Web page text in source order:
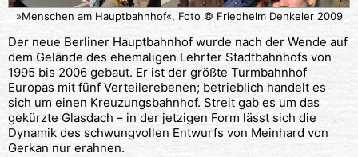
»Menschen am Hauptbahnhof«, Foto © Friedhelm Denkeler 2009
Der neue Berliner Hauptbahnhof wurde nach der Wende auf
dem Gelände des ehemaligen Lehrter Stadtbahnhofs von
1995 bis 2006 gebaut. Er ist der größte Turmbahnhof
Europas mit fünf Verteilerebenen; betrieblich handelt es
sich um einen Kreuzungsbahnhof. Streit gab es um das
gekürzte Glasdach – in der jetzigen Form lässt sich die
Dynamik des schwungvollen Entwurfs von Meinhard von
Gerkan nur erahnen.